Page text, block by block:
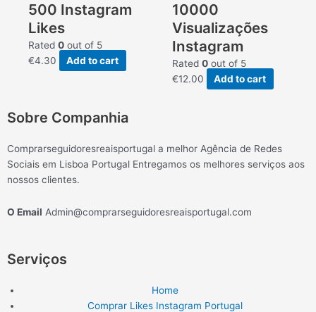
500 Instagram
Likes
Rated 0 out of 5
€4.30 Add to cart
10000
Visualizações
Instagram
Rated 0 out of 5
€12.00 Add to cart
Sobre Companhia
Comprarseguidoresreaisportugal a melhor Agência de Redes
Sociais em Lisboa Portugal Entregamos os melhores serviços aos
nossos clientes.
O Email Admin@comprarseguidoresreaisportugal.com
Serviços
Home
Comprar Likes Instagram Portugal